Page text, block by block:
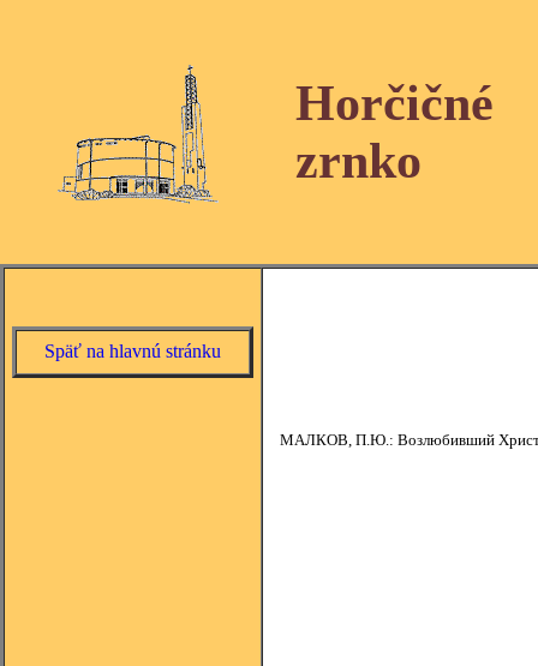
Horčičné
zrnko
Späť na hlavnú stránku
МАЛКОВ, П.Ю.: Возлюбивший Христа –